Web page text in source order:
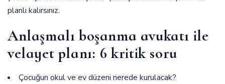
planlı kalırsınız.
Anlaşmalı boşanma avukatı ile
velayet planı: 6 kritik soru
Çocuğun okul ve ev düzeni nerede kurulacak?